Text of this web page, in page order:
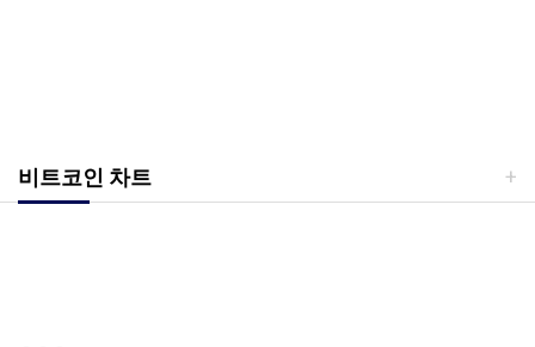
비트코인 차트